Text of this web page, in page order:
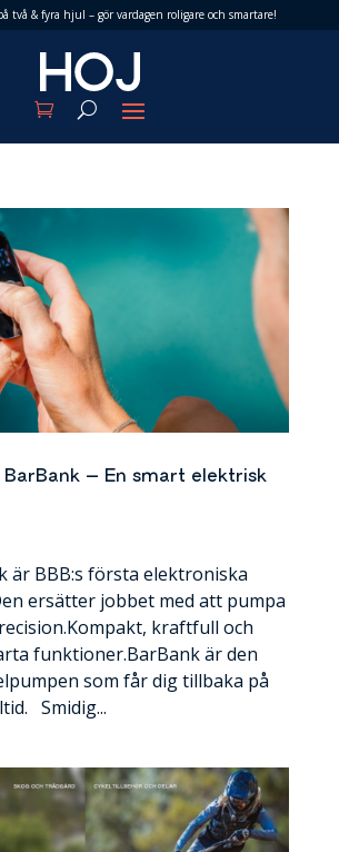
två & fyra hjul – gör vardagen roligare och smartare!
BarBank – En smart elektrisk
är BBB:s första elektroniska
ersätter jobbet med att pumpa
kraftfull och
funktioner.BarBank är den
som får dig tillbaka på
Smidig...